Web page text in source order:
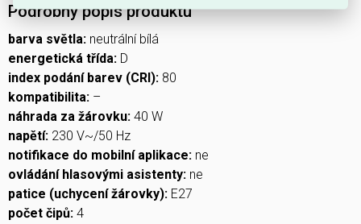
Podrobný popis produktu
barva světla: neutrální bílá
energetická třída: D
index podání barev (CRI): 80
kompatibilita: –
náhrada za žárovku: 40 W
napětí: 230 V~/50 Hz
notifikace do mobilní aplikace: ne
ovládání hlasovými asistenty: ne
patice (uchycení žárovky): E27
počet čipů: 4